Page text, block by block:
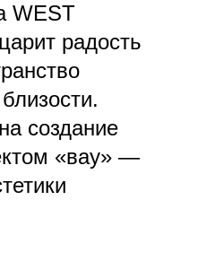
WEST
радость
создание
«вау» —